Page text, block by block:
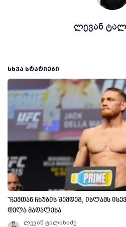
ლევან
ᲡᲮᲕᲐ ᲡᲢᲐᲢᲘᲔᲑᲘ
"ჩემთან ჩხუბის შემდეგ, ისლამს
დელა მადალენა
ლევან ტალახაძე